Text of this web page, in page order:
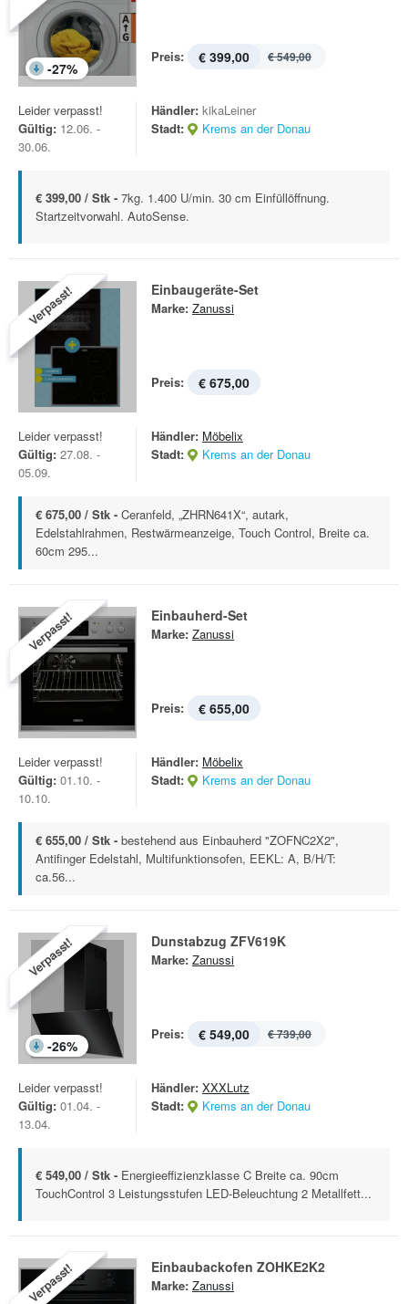
-27%
Preis: € 399,00 € 549,00
Leider verpasst!
Gültig: 12.06. -
30.06.
Händler: kikaLeiner
Stadt:
Krems an der Donau
€ 399,00 / Stk - 7kg. 1.400 U/min. 30 cm Einfüllöffnung.
Startzeitvorwahl. AutoSense.
Verpasst! Einbaugeräte-Set
Marke: Zanussi
Preis: € 675,00
Leider verpasst!
Gültig: 27.08. -
05.09.
Händler: Möbelix
Stadt:
Krems an der Donau
€ 675,00 / Stk - Ceranfeld, „ZHRN641X“, autark,
Edelstahlrahmen, Restwärmeanzeige, Touch Control, Breite ca.
60cm 295...
Verpasst! Einbauherd-Set
Marke: Zanussi
Preis: € 655,00
Leider verpasst!
Gültig: 01.10. -
10.10.
Händler: Möbelix
Stadt:
Krems an der Donau
€ 655,00 / Stk - bestehend aus Einbauherd "ZOFNC2X2",
Antifinger Edelstahl, Multifunktionsofen, EEKL: A, B/H/T:
ca.56...
Verpasst!
-26%
Dunstabzug ZFV619K
Marke: Zanussi
Preis: € 549,00 € 739,00
Leider verpasst!
Gültig: 01.04. -
13.04.
Händler: XXXLutz
Stadt:
Krems an der Donau
€ 549,00 / Stk - Energieeffizienzklasse C Breite ca. 90cm
TouchControl 3 Leistungsstufen LED-Beleuchtung 2 Metallfett...
Verpasst! Einbaubackofen ZOHKE2K2
Marke: Zanussi